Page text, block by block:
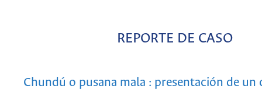
REPORTE DE CASO
Chundú o pusana mala : presentación de un